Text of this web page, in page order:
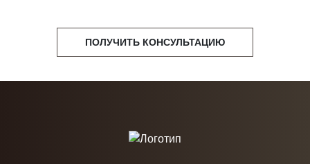
ПОЛУЧИТЬ КОНСУЛЬТАЦИЮ